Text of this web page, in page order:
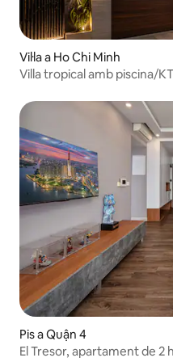
Vil·la a Ho Chi Minh
Villa tropical amb piscina/
Pis a Quận 4
El Tresor, apartament de 2